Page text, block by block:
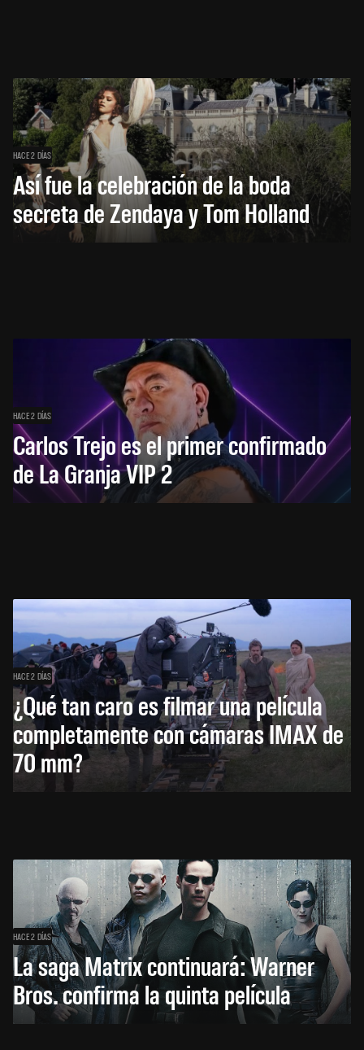
HACE 2 DÍAS
Así fue la celebración de la boda
secreta de Zendaya y Tom Holland
HACE 2 DÍAS
Carlos Trejo es el primer confirmado
de La Granja VIP 2
HACE 2 DÍAS
¿Qué tan caro es filmar una película
completamente con cámaras IMAX de
70 mm?
HACE 2 DÍAS
La saga Matrix continuará: Warner
Bros. confirma la quinta película